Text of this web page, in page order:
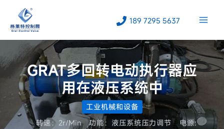
容
189 7295 5637
GRAT多回转电动执行器应
用在液压系统中
工业机械和设备
转速：2r/Min 功能：液压系统压力调节 电源: